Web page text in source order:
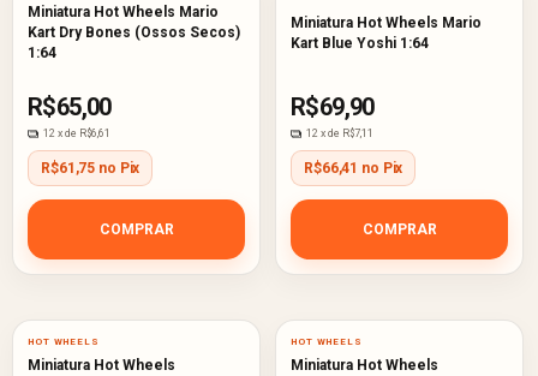
Miniatura Hot Wheels Mario
Kart Dry Bones (Ossos Secos)
1:64
R$65,00
12 x de R$6,61
R$61,75 no Pix
COMPRAR
Miniatura Hot Wheels Mario
Kart Blue Yoshi 1:64
R$69,90
12 x de R$7,11
R$66,41 no Pix
COMPRAR
HOT WHEELS
Miniatura Hot Wheels
HOT WHEELS
Miniatura Hot Wheels